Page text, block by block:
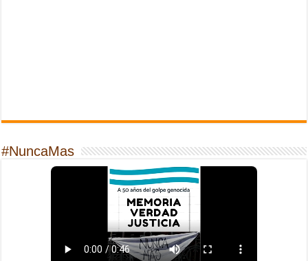
#NuncaMas